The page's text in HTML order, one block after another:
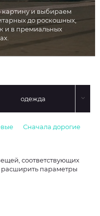
и выбираем
до роскошных,
и в премиальных
одежда
Сначала дорогие
соответствующих
параметры